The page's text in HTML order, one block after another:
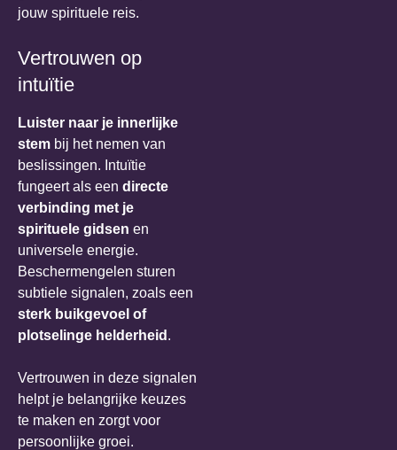
jouw spirituele reis.
Vertrouwen op
intuïtie
Luister naar je innerlijke
stem bij het nemen van
beslissingen. Intuïtie
fungeert als een directe
verbinding met je
spirituele gidsen en
universele energie.
Beschermengelen sturen
subtiele signalen, zoals een
sterk buikgevoel of
plotselinge helderheid .
Vertrouwen in deze signalen
helpt je belangrijke keuzes
te maken en zorgt voor
persoonlijke groei.